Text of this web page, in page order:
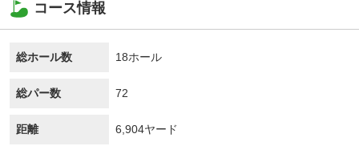
コース情報
総ホール数 18ホール
総パー数 72
距離 6,904ヤード